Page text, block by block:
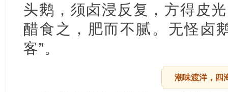
头鹅，须卤浸反复，方得皮
醋食之，肥而不腻。无怪卤
客”。
潮味渡洋，四